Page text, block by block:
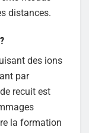
distances.
des ions
par
recuit est
la formation